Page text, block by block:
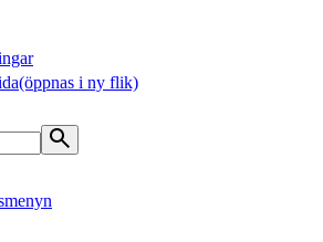
(öppnas i ny flik)